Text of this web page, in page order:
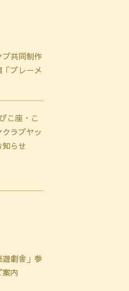
プ共同制作
ブレーメ
こ座・こ
ラブヤッ
知らせ
遊劇舎」参
案内